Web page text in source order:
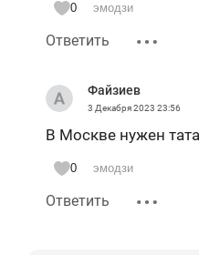
появление в
людей с
Но времена
текст прочитает
его как обращение
0 эмодзи
Ответить
Файзиев
3 Декабря 2023 23:56
В Москве нужен
0 эмодзи
Ответить